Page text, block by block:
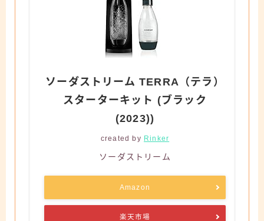
ソーダストリーム TERRA（テラ）
スターターキット (ブラック
(2023))
created by Rinker
ソーダストリーム
Amazon
楽天市場